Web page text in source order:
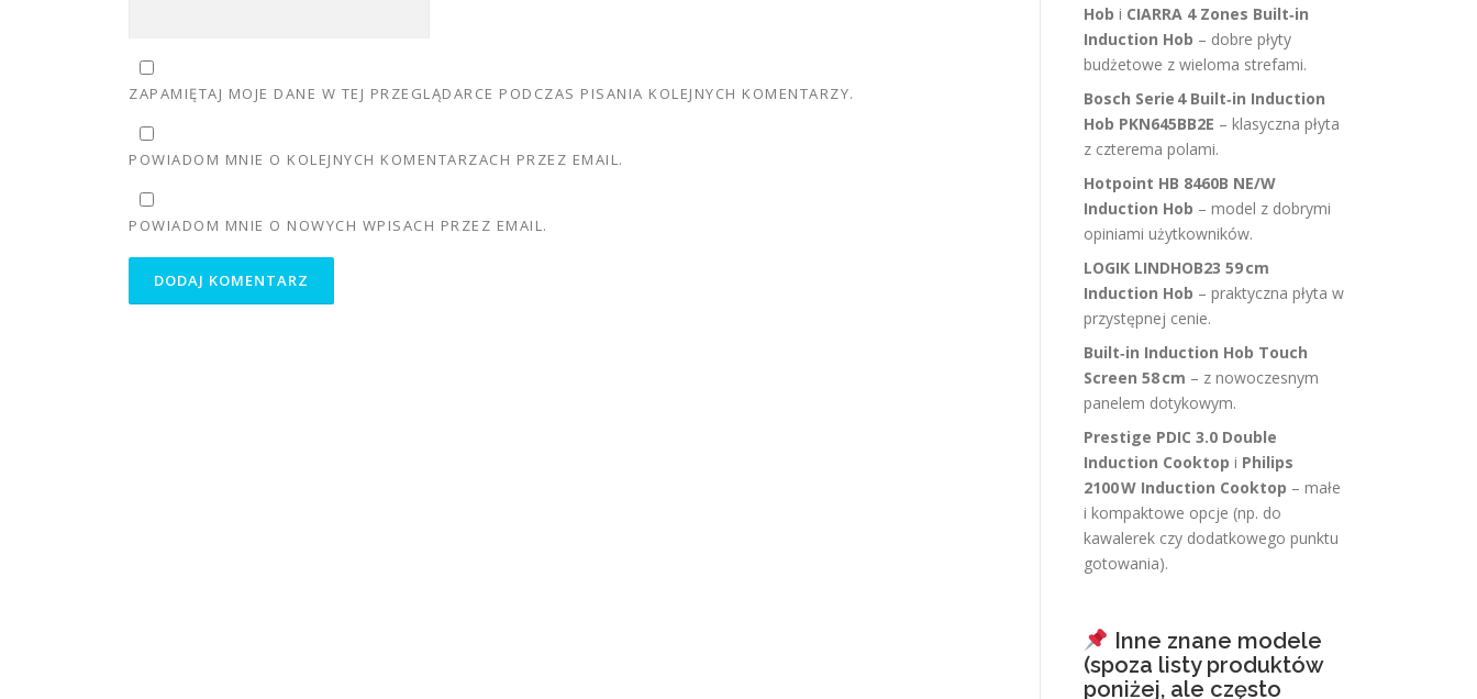
ZAPAMIĘTAJ MOJE DANE W TEJ PRZEGLĄDARCE PODCZAS PISANIA KOLEJNYCH KOMENTARZY.
POWIADOM MNIE O KOLEJNYCH KOMENTARZACH PRZEZ EMAIL.
POWIADOM MNIE O NOWYCH WPISACH PRZEZ EMAIL.
Hob i CIARRA 4 Zones Built‑in
Induction Hob – dobre płyty
budżetowe z wieloma strefami.
Bosch Serie 4 Built‑in Induction
Hob PKN645BB2E – klasyczna płyta
z czterema polami.
Hotpoint HB 8460B NE/W
Induction Hob – model z dobrymi
opiniami użytkowników.
LOGIK LINDHOB23 59 cm
Induction Hob – praktyczna płyta w
przystępnej cenie.
Built‑in Induction Hob Touch
Screen 58 cm – z nowoczesnym
panelem dotykowym.
Prestige PDIC 3.0 Double
Induction Cooktop i Philips
2100 W Induction Cooktop – małe
i kompaktowe opcje (np. do
kawalerek czy dodatkowego punktu
gotowania).
Inne znane modele
(spoza listy produktów
poniżej, ale często